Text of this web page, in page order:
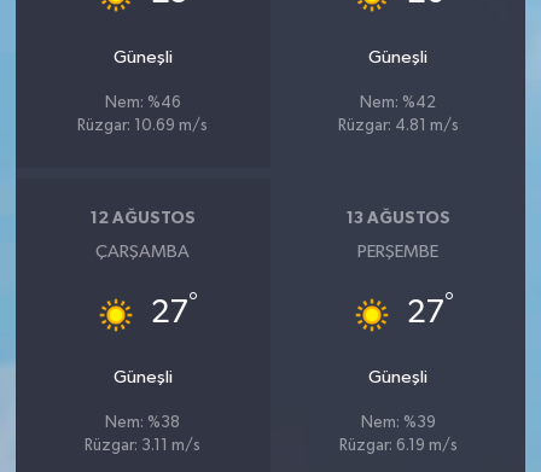
Güneşli
Nem: %46
Rüzgar: 10.69 m/s
Güneşli
Nem: %42
Rüzgar: 4.81 m/s
12 AĞUSTOS
ÇARŞAMBA
27°
Güneşli
Nem: %38
Rüzgar: 3.11 m/s
13 AĞUSTOS
PERŞEMBE
27°
Güneşli
Nem: %39
Rüzgar: 6.19 m/s